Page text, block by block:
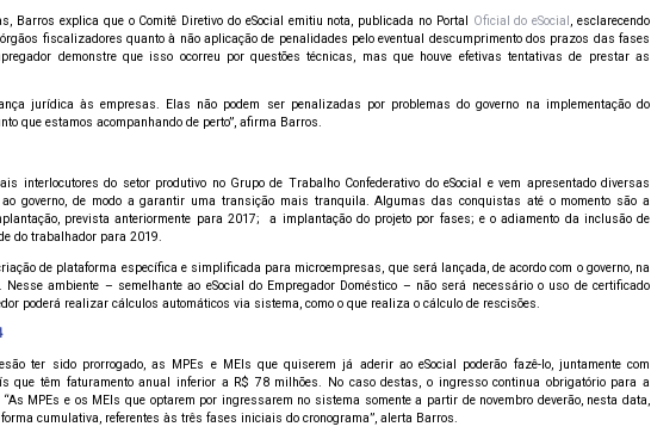
Barros explica que o Comitê Diretivo do eSocial emitiu nota, publicada no Portal Oficial do eSocial, esclarecendo
fiscalizadores quanto à não aplicação de penalidades pelo eventual descumprimento dos prazos das fases
demonstre que isso ocorreu por questões técnicas, mas que houve efetivas tentativas de prestar as
jurídica às empresas. Elas não podem ser penalizadas por problemas do governo na implementação do
que estamos acompanhando de perto”, afirma Barros.
interlocutores do setor produtivo no Grupo de Trabalho Confederativo do eSocial e vem apresentado diversas
governo, de modo a garantir uma transição mais tranquila. Algumas das conquistas até o momento são a
prevista anteriormente para 2017; a implantação do projeto por fases; e o adiamento da inclusão de
do trabalhador para 2019.
de plataforma específica e simplificada para microempresas, que será lançada, de acordo com o governo, na
Nesse ambiente – semelhante ao eSocial do Empregador Doméstico – não será necessário o uso de certificado
poderá realizar cálculos automáticos via sistema, como o que realiza o cálculo de rescisões.
ter sido prorrogado, as MPEs e MEIs que quiserem já aderir ao eSocial poderão fazê-lo, juntamente com
que têm faturamento anual inferior a R$ 78 milhões. No caso destas, o ingresso continua obrigatório para a
MPEs e os MEIs que optarem por ingressarem no sistema somente a partir de novembro deverão, nesta data,
cumulativa, referentes às três fases iniciais do cronograma”, alerta Barros.